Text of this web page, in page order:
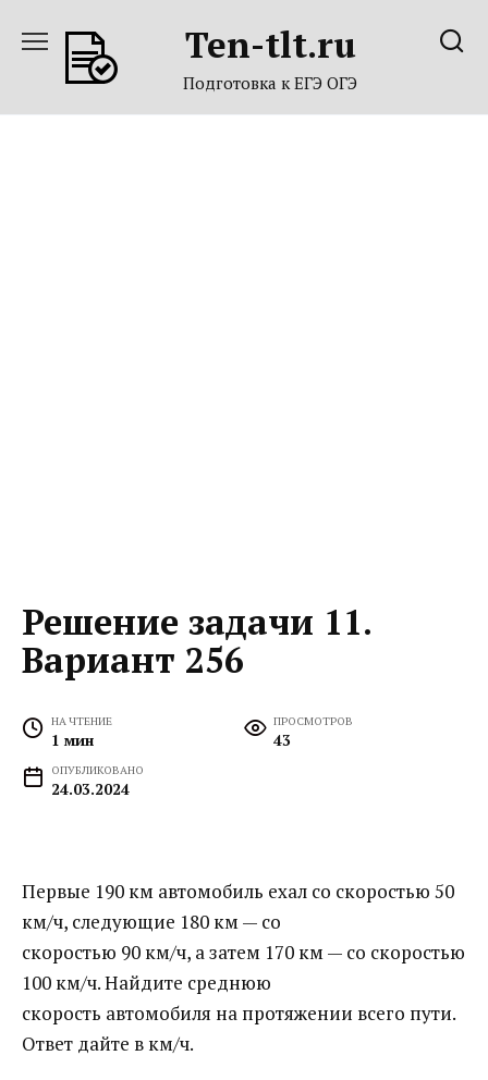
содержанию
Ten-tlt.ru
Подготовка к ЕГЭ ОГЭ
Решение задачи 11.
Вариант 256
НА ЧТЕНИЕ
1 мин
ПРОСМОТРОВ
43
ОПУБЛИКОВАНО
24.03.2024
Первые 190 км автомобиль ехал со скоростью 50
км/ч, следующие 180 км — со
скоростью 90 км/ч, а затем 170 км — со скоростью
100 км/ч. Найдите среднюю
скорость автомобиля на протяжении всего пути.
Ответ дайте в км/ч.